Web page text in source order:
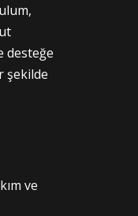
desteğe
şekilde
ve